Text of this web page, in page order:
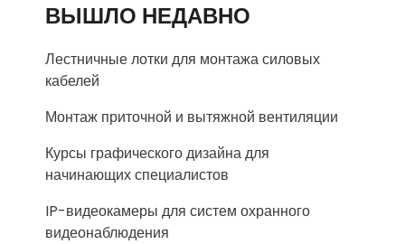
ВЫШЛО НЕДАВНО
Лестничные лотки для монтажа силовых
кабелей
Монтаж приточной и вытяжной вентиляции
Курсы графического дизайна для
начинающих специалистов
IP-видеокамеры для систем охранного
видеонаблюдения